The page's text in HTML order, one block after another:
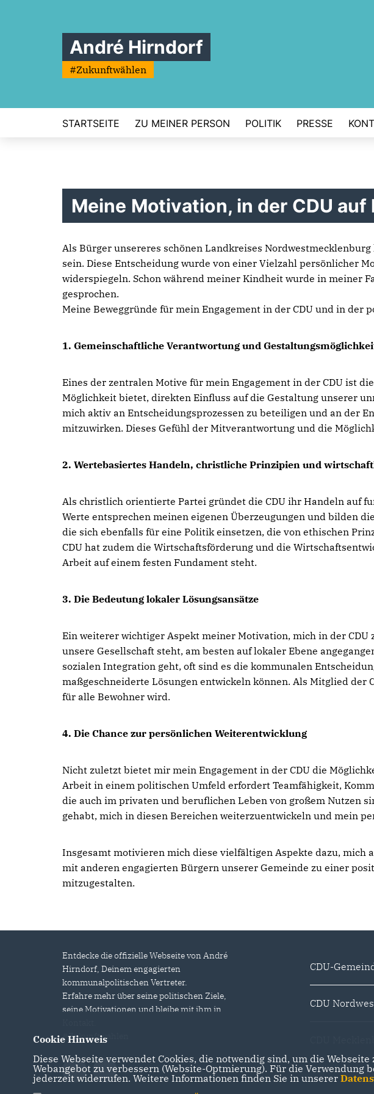
André Hirndorf
#Zukunftwählen
STARTSEITE ZU MEINER PERSON POLITIK PRESSE
Meine Motivation, in der CDU
Als Bürger unsereres schönen Landkreises
sein. Diese Entscheidung wurde von einer Vielzahl persönlicher
widerspiegeln. Schon während meiner Kindheit wurde in meiner
gesprochen.
Meine Beweggründe für mein Engagement in der CDU und in
1. Gemeinschaftliche Verantwortung und
Eines der zentralen Motive für mein Engagement in der CDU ist
Möglichkeit bietet, direkten Einfluss auf die Gestaltung unserer
mich aktiv an Entscheidungsprozessen zu beteiligen und an der
mitzuwirken. Dieses Gefühl der Mitverantwortung und die
2. Wertebasiertes Handeln, christliche Prinzipien und
Als christlich orientierte Partei gründet die CDU ihr Handeln auf
Werte entsprechen meinen eigenen Überzeugungen und bilden
die sich ebenfalls für eine Politik einsetzen, die von ethischen
CDU hat zudem die Wirtschaftsförderung und die
Arbeit auf einem festen Fundament steht.
3. Die Bedeutung lokaler Lösungsansätze
Ein weiterer wichtiger Aspekt meiner Motivation, mich in der
unsere Gesellschaft steht, am besten auf lokaler Ebene
sozialen Integration geht, oft sind es die kommunalen
maßgeschneiderte Lösungen entwickeln können. Als Mitglied der
für alle Bewohner wird.
4. Die Chance zur persönlichen Weiterentwicklung
Nicht zuletzt bietet mir mein Engagement in der CDU die
Arbeit in einem politischen Umfeld erfordert Teamfähigkeit,
die auch im privaten und beruflichen Leben von großem Nutzen
gehabt, mich in diesen Bereichen weiterzuentwickeln und mein
Insgesamt motivieren mich diese vielfältigen Aspekte dazu, mich
mit anderen engagierten Bürgern unserer Gemeinde zu einer
mitzugestalten.
Entdecke die offizielle Webseite von André
Hirndorf, Deinem engagierten
kommunalpolitischen Vertreter.
Erfahre mehr über seine politischen Ziele,
seine Motivationen und bleibe mit ihm in
#Zukunftwählen
CDU-
CDU
Cookie Hinweis
Diese Webseite verwendet Cookies, die notwendig sind, um die
Webangebot zu verbessern (Website-Optmierung). Für die
jederzeit widerrufen. Weitere Informationen finden Sie in unserer